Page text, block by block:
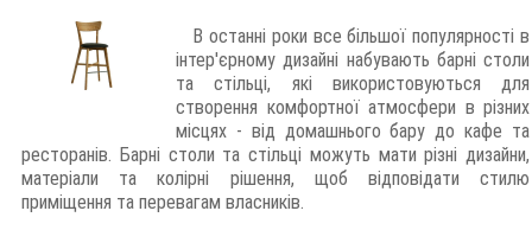
В останні роки все більшої популярності в
інтер'єрному дизайні набувають барні столи
та стільці, які використовуються для
створення комфортної атмосфери в різних
місцях - від домашнього бару до кафе та
ресторанів. Барні столи та стільці можуть мати різні дизайни,
матеріали та колірні рішення, щоб відповідати стилю
приміщення та перевагам власників.